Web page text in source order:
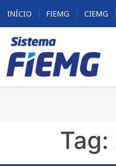
INÍCIO FIEMG CIEMG
Tag: